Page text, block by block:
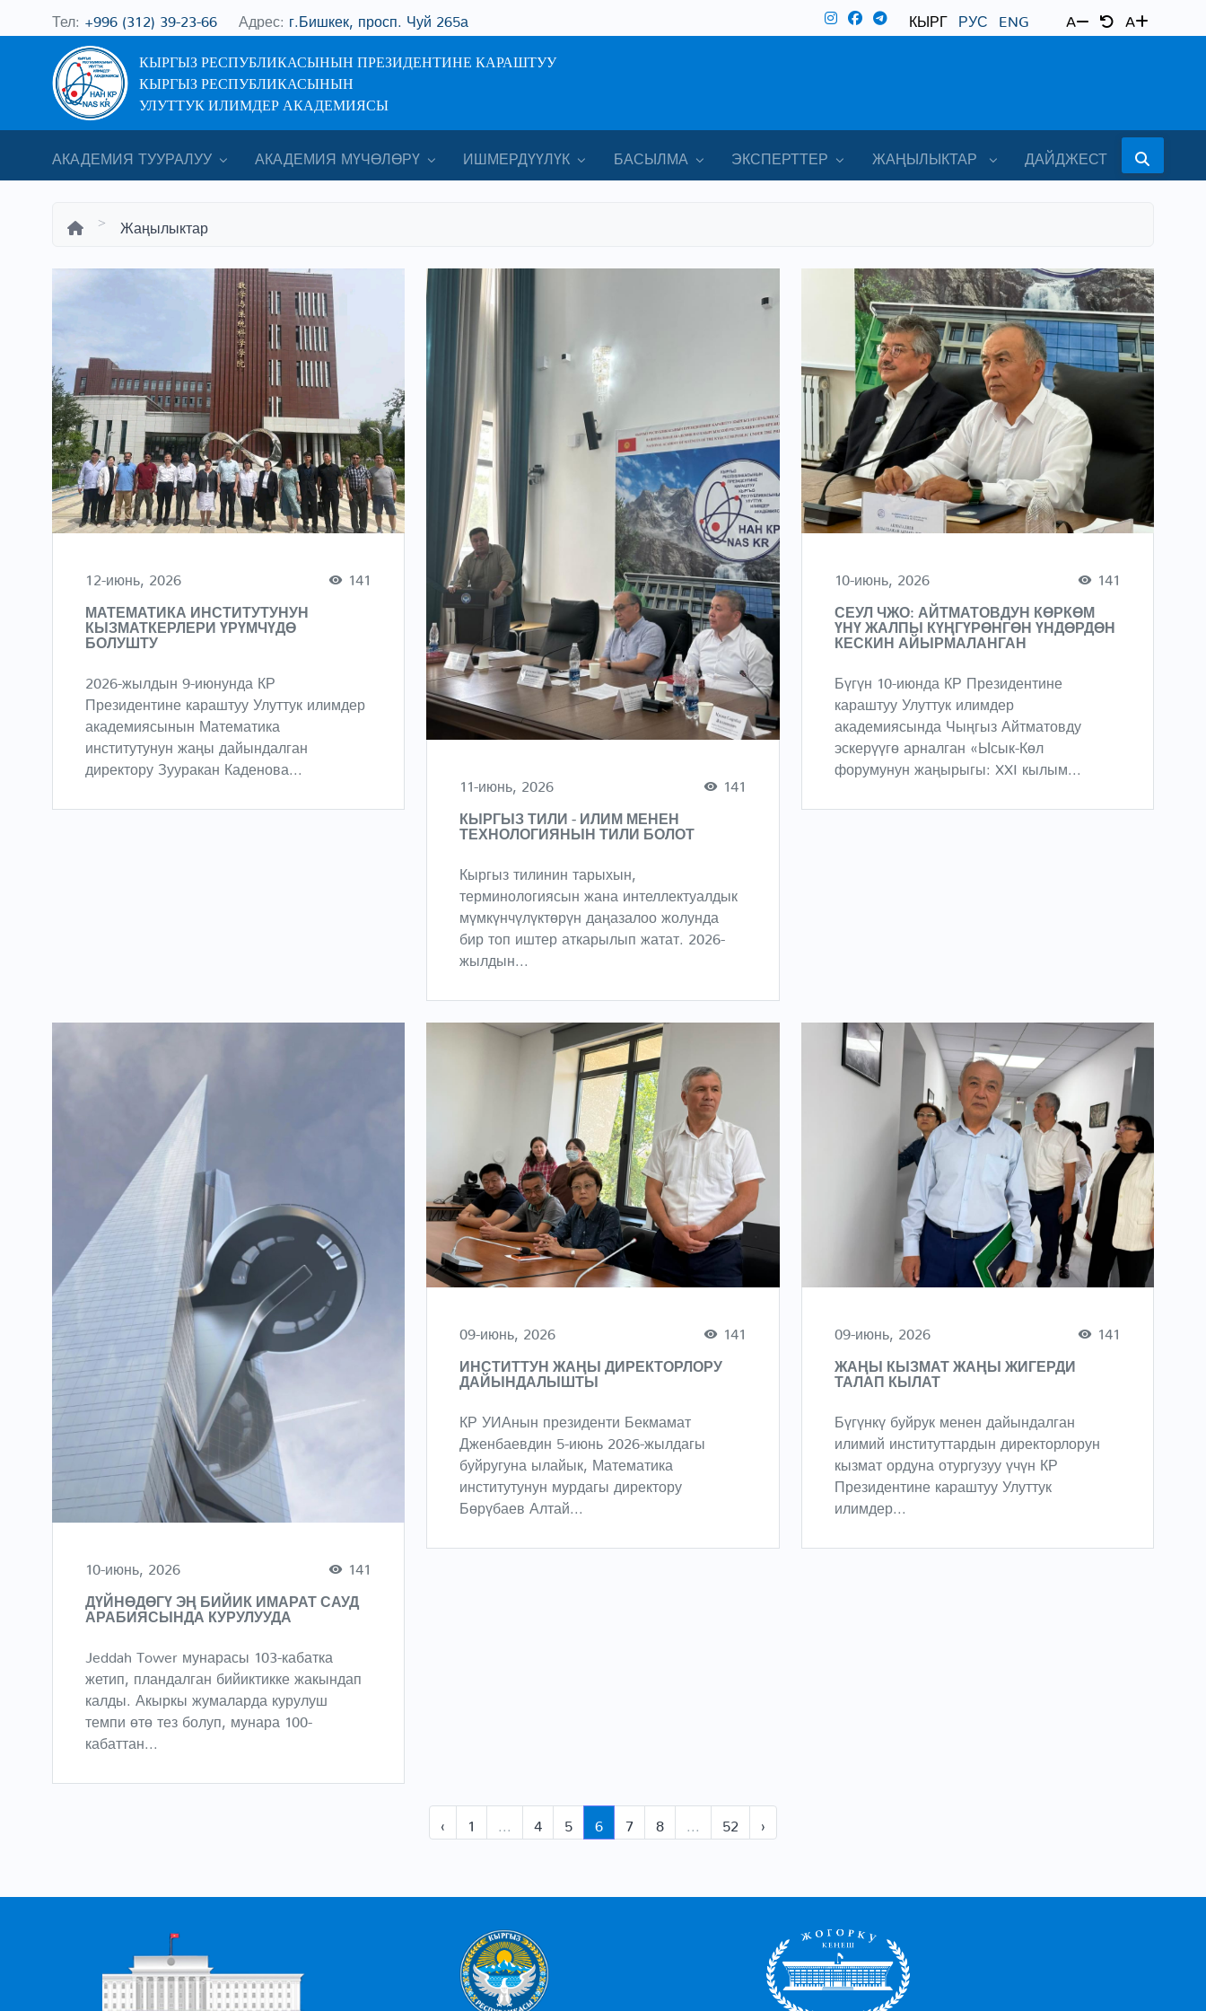
Тел: +996 (312) 39-23-66 Адрес: г.Бишкек, просп. Чуй 265а КЫРГ РУС ENG A A
КЫРГЫЗ РЕСПУБЛИКАСЫНЫН ПРЕЗИДЕНТИНЕ КАРАШТУУ
КЫРГЫЗ РЕСПУБЛИКАСЫНЫН
УЛУТТУК ИЛИМДЕР АКАДЕМИЯСЫ
АКАДЕМИЯ ТУУРАЛУУ АКАДЕМИЯ МҮЧӨЛӨРҮ ИШМЕРДҮҮЛҮК БАСЫЛМА ЭКСПЕРТТЕР ЖАҢЫЛЫКТАР ДАЙДЖЕСТ
Жаңылыктар
12-июнь, 2026 141
МАТЕМАТИКА ИНСТИТУТУНУН
КЫЗМАТКЕРЛЕРИ ҮРҮМЧҮДӨ
БОЛУШТУ
2026-жылдын 9-июнунда КР
Президентине караштуу Улуттук илимдер
академиясынын Математика
институтунун жаңы дайындалган
директору Зууракан Каденова...
11-июнь, 2026
141
КЫРГЫЗ ТИЛИ - ИЛИМ МЕНЕН
ТЕХНОЛОГИЯНЫН ТИЛИ БОЛОТ
Кыргыз тилинин тарыхын,
терминологиясын жана интеллектуалдык
мүмкүнчүлүктөрүн даңазалоо жолунда
бир топ иштер аткарылып жатат. 2026-
жылдын...
10-июнь, 2026 141
СЕУЛ ЧЖО: АЙТМАТОВДУН КӨРКӨМ
ҮНҮ ЖАЛПЫ КҮҢГҮРӨНГӨН ҮНДӨРДӨН
КЕСКИН АЙЫРМАЛАНГАН
Бүгүн 10-июнда КР Президентине
караштуу Улуттук илимдер
академиясында Чыңгыз Айтматовду
эскерүүгө арналган «Ысык-Көл
форумунун жаңырыгы: XXI кылым...
10-июнь, 2026 141
ДҮЙНӨДӨГҮ ЭҢ БИЙИК ИМАРАТ САУД
АРАБИЯСЫНДА КУРУЛУУДА
Jeddah Tower мунарасы 103-кабатка
жетип, пландалган бийиктикке жакындап
калды. Акыркы жумаларда курулуш
темпи өтө тез болуп, мунара 100-
кабаттан...
09-июнь, 2026 141
ИНСТИТТУН ЖАҢЫ ДИРЕКТОРЛОРУ
ДАЙЫНДАЛЫШТЫ
КР УИАнын президенти Бекмамат
Дженбаевдин 5-июнь 2026-жылдагы
буйругуна ылайык, Математика
институтунун мурдагы директору
Бөрүбаев Алтай...
09-июнь, 2026 141
ЖАҢЫ КЫЗМАТ ЖАҢЫ ЖИГЕРДИ
ТАЛАП КЫЛАТ
Бүгүнкү буйрук менен дайындалган
илимий институттардын директорлорун
кызмат ордуна отургузуу үчүн КР
Президентине караштуу Улуттук
илимдер...
‹ 1 4 5 6 7 8 52 ›